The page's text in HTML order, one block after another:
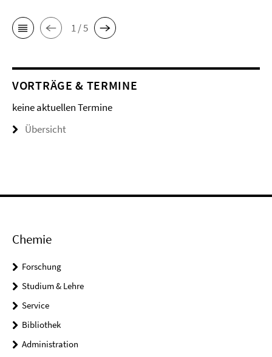
1 / 5
VORTRÄGE & TERMINE
keine aktuellen Termine
Übersicht
Chemie
Forschung
Studium & Lehre
Service
Bibliothek
Administration